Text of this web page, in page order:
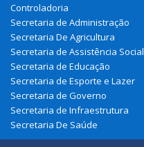
Controladoria
Secretaria de Administração
Secretaria De Agricultura
Secretaria de Assistência Social
Secretaria de Educação
Secretaria de Esporte e Lazer
Secretaria de Governo
Secretaria de Infraestrutura
Secretaria De Saúde